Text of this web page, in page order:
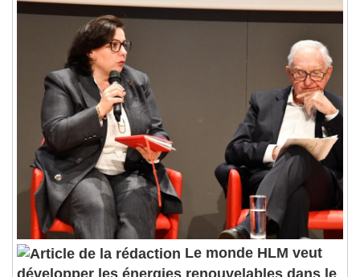
Seek to live, currently behind liveLIVE
Remaining Time-0:00
1x
Playback Rate
Chapters
Chapters
Descriptions
descriptions off
Subtitles
subtitles settings, opens subtitles
settings dialog
subtitles off, selected
Audio Track
Le monde HLM veut